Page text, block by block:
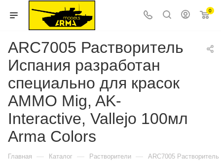
0
ARC7005 Растворитель
Испания разработан
специально для красок
AMMO Mig, AK-
Interactive, Vallejo 100мл
Arma Colors
Главная — Каталог — Растворители — ARC7005